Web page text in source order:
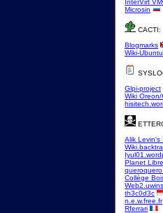
InterVirt
Microsin
CACTI:
Blogmarks
Wiki-
Glpi-project
Wiki
Alik Levin's
Planet Libre
Collège
th3c0d3c
n.e.w.free.fr
Rferrari